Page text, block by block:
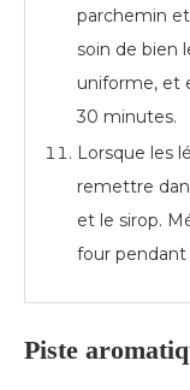
parchemin
soin de bien
uniforme, et
30 minutes.
Lorsque les
remettre
et le sirop.
four pendant
Piste